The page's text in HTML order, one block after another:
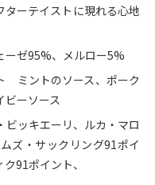
ーテイストに現れる心地
ーゼ95%、メルロー5%
ミントのソース、ポーク
ーソース
ッキエーリ、ルカ・マロ
ズ・サックリング91ポイ
91ポイント、